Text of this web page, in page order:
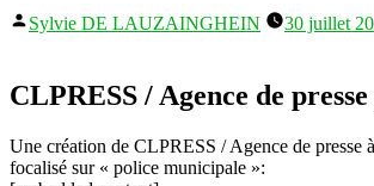
Publié
Sylvie DE LAUZAINGHEIN 30 juillet
CLPRESS / Agence de
Une création de CLPRESS / Agence de presse
focalisé sur « police municipale »: